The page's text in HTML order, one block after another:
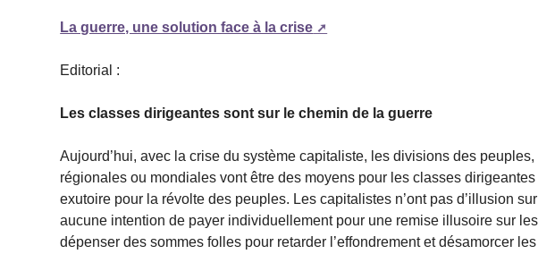
La guerre, une solution face à la crise
Editorial :
Les classes dirigeantes sont sur le chemin de la guerre
Aujourd’hui, avec la crise du système capitaliste, les divisions des
régionales ou mondiales vont être des moyens pour les classes
exutoire pour la révolte des peuples. Les capitalistes n’ont pas d’illusion
aucune intention de payer individuellement pour une remise illusoire sur
dépenser des sommes folles pour retarder l’effondrement et désamorcer